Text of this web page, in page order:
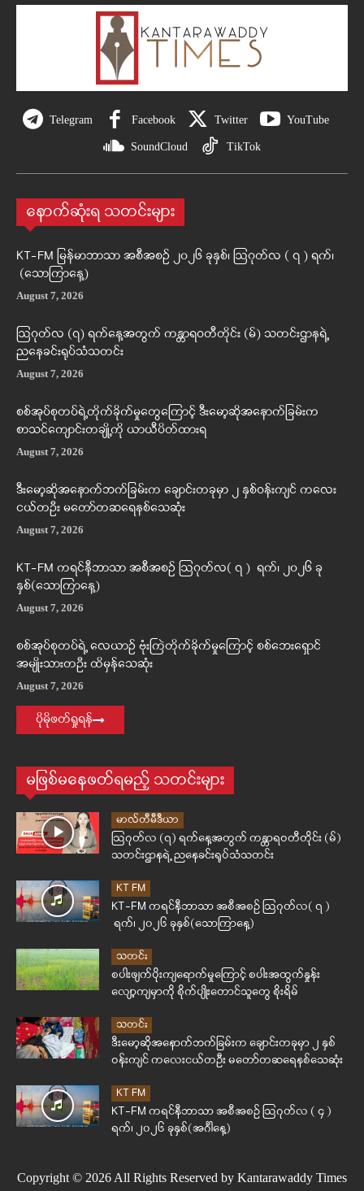
Telegram Facebook Twitter YouTube
SoundCloud TikTok
နောက်ဆုံးရ သတင်းများ
KT-FM မြန်မာဘာသာ အစီအစဉ် ၂၀၂၆ ခုနှစ်၊ ဩဂုတ်လ ( ၇ ) ရက်၊
(သောကြာနေ့)
August 7, 2026
ဩဂုတ်လ (၇) ရက်နေ့အတွက် ကန္တာရဝတီတိုင်း (မ်) သတင်းဌာနရဲ့
ညနေခင်းရုပ်သံသတင်း
August 7, 2026
စစ်အုပ်စုတပ်ရဲ့တိုက်ခိုက်မှုတွေကြောင့် ဒီးမော့ဆိုအနောက်ခြမ်းက
စာသင်ကျောင်းတချို့ကို ယာယီပိတ်ထားရ
August 7, 2026
ဒီးမော့ဆိုအနောက်ဘက်ခြမ်းက ချောင်းတခုမှာ ၂ နှစ်ဝန်းကျင် ကလေး
ငယ်တဦး မတော်တဆရေနစ်သေဆုံး
August 7, 2026
KT-FM ကရင်နီဘာသာ အစီအစဉ် ဩဂုတ်လ( ၇ ) ရက်၊ ၂၀၂၆ ခု
နှစ်(သောကြာနေ့)
August 7, 2026
စစ်အုပ်စုတပ်ရဲ့ လေယာဉ် ဗုံးကြဲတိုက်ခိုက်မှုကြောင့် စစ်ဘေးရှောင်
အမျိုးသားတဦး ထိမှန်သေဆုံး
August 7, 2026
ပိုမိုဖတ်ရှုရန်
မဖြစ်မနေဖတ်ရမည့် သတင်းများ
မာလ်တီမီဒီယာ
ဩဂုတ်လ (၇) ရက်နေ့အတွက် ကန္တာရဝတီတိုင်း (မ်)
သတင်းဌာနရဲ့ ညနေခင်းရုပ်သံသတင်း
KT FM
KT-FM ကရင်နီဘာသာ အစီအစဉ် ဩဂုတ်လ( ၇ )
ရက်၊ ၂၀၂၆ ခုနှစ်(သောကြာနေ့)
သတင်း
စပါးဖျက်ပိုးကျရောက်မှုကြောင့် စပါးအထွက်နှုန်း
လျော့ကျမှာကို စိုက်ပျိုးတောင်သူတွေ စိုးရိမ်
သတင်း
ဒီးမော့ဆိုအနောက်ဘက်ခြမ်းက ချောင်းတခုမှာ ၂ နှစ်
ဝန်းကျင် ကလေးငယ်တဦး မတော်တဆရေနစ်သေဆုံး
KT FM
KT-FM ကရင်နီဘာသာ အစီအစဉ် ဩဂုတ်လ ( ၄ )
ရက်၊ ၂၀၂၆ ခုနှစ်(အင်္ဂါနေ့)
Copyright © 2026 All Rights Reserved by Kantarawaddy Times